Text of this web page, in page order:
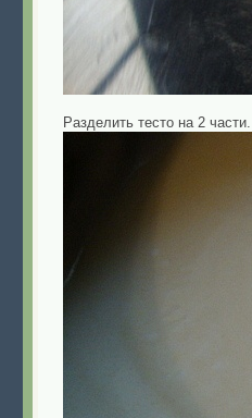
Разделить тесто на 2